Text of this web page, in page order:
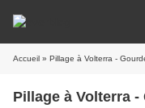
Accueil » Pillage à Volterra -
Pillage à Volterra